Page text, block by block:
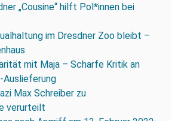
„Cousine“ hilft Pol*innen bei
im Dresdner Zoo bleibt –
mit Maja – Scharfe Kritik an
Auslieferung
Max Schreiber zu
verurteilt